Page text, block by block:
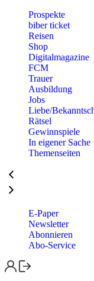
Prospekte
biber ticket
Reisen
Shop
Digitalmagazine
FCM
Trauer
Ausbildung
Jobs
Liebe/
Rätsel
Gewinnspiele
In eigener Sache
Themenseiten
E-Paper
Newsletter
Abonnieren
Abo-Service